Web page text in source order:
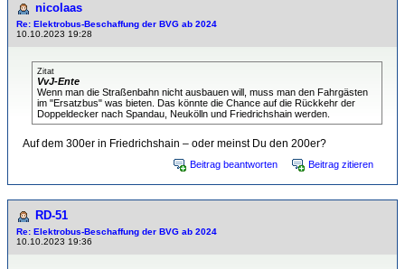
nicolaas
Re: Elektrobus-Beschaffung der BVG ab 2024
10.10.2023 19:28
Zitat
VvJ-Ente
Wenn man die Straßenbahn nicht ausbauen will, muss man den Fahrgästen
im "Ersatzbus" was bieten. Das könnte die Chance auf die Rückkehr der
Doppeldecker nach Spandau, Neukölln und Friedrichshain werden.
Auf dem 300er in Friedrichshain – oder meinst Du den 200er?
Beitrag beantworten Beitrag zitieren
RD-51
Re: Elektrobus-Beschaffung der BVG ab 2024
10.10.2023 19:36